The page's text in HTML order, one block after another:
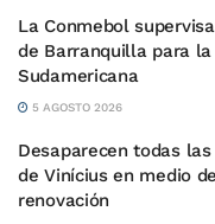
La Conmebol
de Barranquilla para
Sudamericana
5 AGOSTO 2026
Desaparecen todas
de Vinícius en medio
renovación